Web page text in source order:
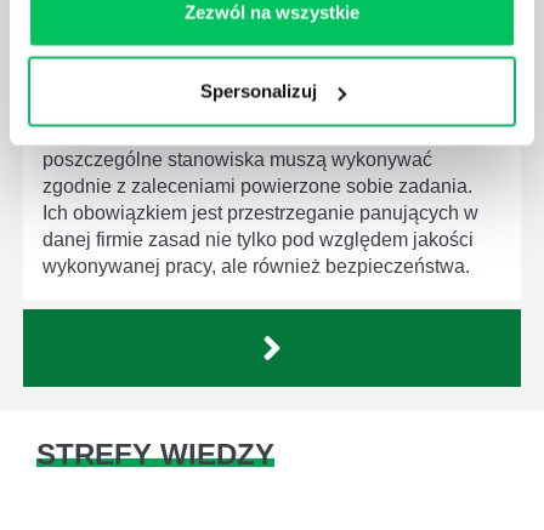
Zezwól na wszystkie
Spersonalizuj
LABORATORIUM?
W każdym miejscu pracy osoby zatrudnione na
poszczególne stanowiska muszą wykonywać
zgodnie z zaleceniami powierzone sobie zadania.
Ich obowiązkiem jest przestrzeganie panujących w
danej firmie zasad nie tylko pod względem jakości
wykonywanej pracy, ale również bezpieczeństwa.
STREFY WIEDZY